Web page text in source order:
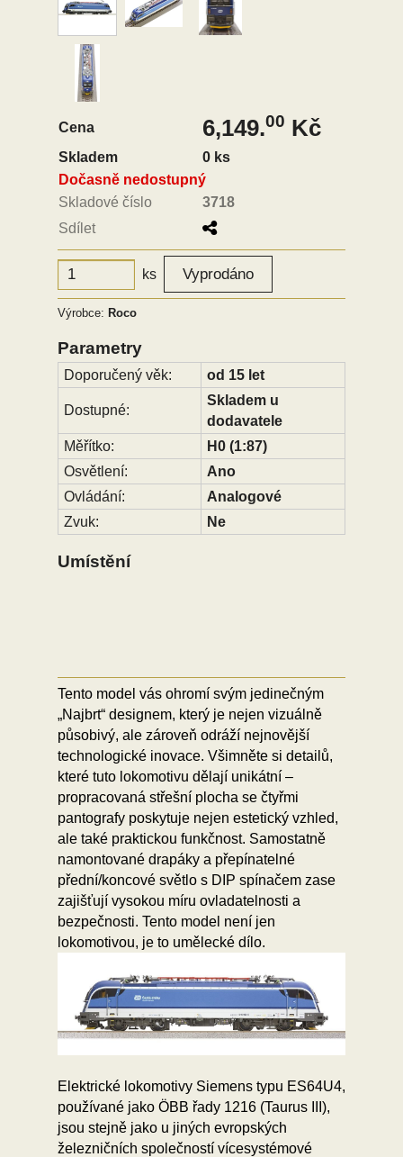
Cena 6,149.00 Kč
Skladem
0 ks
Dočasně nedostupný
Skladové číslo
3718
Sdílet
ks
Výrobce: Roco
Parametry
Doporučený věk: od 15 let
Dostupné:
Skladem u
dodavatele
Měřítko:
H0 (1:87)
Osvětlení:
Ano
Ovládání:
Analogové
Zvuk:
Ne
Umístění
Tento model vás ohromí svým jedinečným
„Najbrt“ designem, který je nejen vizuálně
působivý, ale zároveň odráží nejnovější
technologické inovace. Všimněte si detailů,
které tuto lokomotivu dělají unikátní –
propracovaná střešní plocha se čtyřmi
pantografy poskytuje nejen estetický vzhled,
ale také praktickou funkčnost. Samostatně
namontované drapáky a přepínatelné
přední/koncové světlo s DIP spínačem zase
zajišťují vysokou míru ovladatelnosti a
bezpečnosti. Tento model není jen
lokomotivou, je to umělecké dílo.
Elektrické lokomotivy Siemens typu ES64U4,
používané jako ÖBB řady 1216 (Taurus III),
jsou stejně jako u jiných evropských
železničních společností vícesystémové